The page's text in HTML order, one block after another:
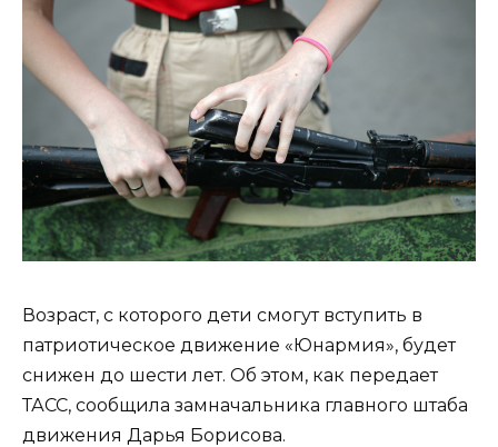
Возраст, с которого дети смогут вступить в
патриотическое движение «Юнармия», будет
снижен до шести лет. Об этом, как передает
ТАСС, сообщила замначальника главного штаба
движения Дарья Борисова.